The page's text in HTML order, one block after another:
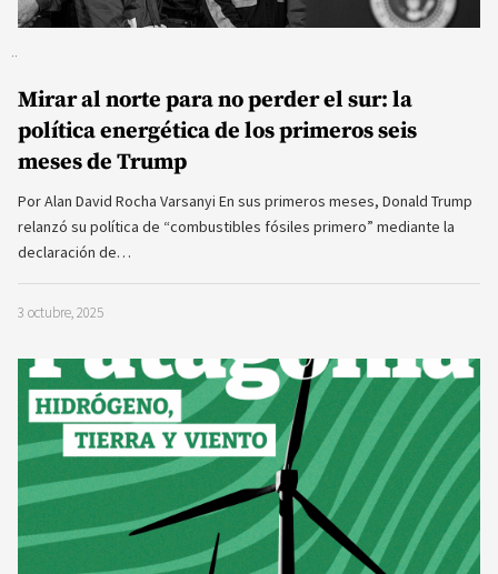
Mirar al norte para no perder el sur: la
política energética de los primeros seis
meses de Trump
Por Alan David Rocha Varsanyi En sus primeros meses, Donald Trump
relanzó su política de “combustibles fósiles primero” mediante la
declaración de…
3 octubre, 2025